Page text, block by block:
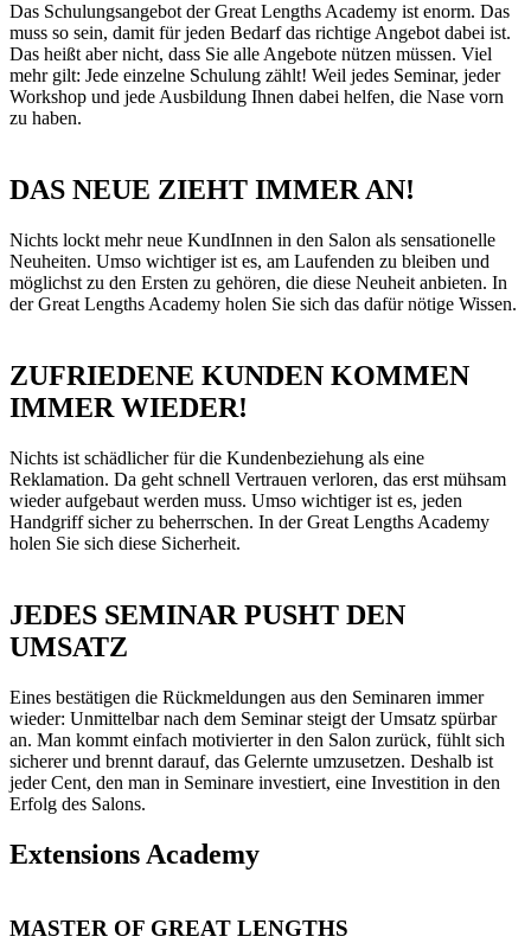
Das Schulungsangebot der Great Lengths Academy ist enorm. Das
muss so sein, damit für jeden Bedarf das richtige Angebot dabei ist.
Das heißt aber nicht, dass Sie alle Angebote nützen müssen. Viel
mehr gilt: Jede einzelne Schulung zählt! Weil jedes Seminar, jeder
Workshop und jede Ausbildung Ihnen dabei helfen, die Nase vorn
zu haben.
DAS NEUE ZIEHT IMMER AN!
Nichts lockt mehr neue KundInnen in den Salon als sensationelle
Neuheiten. Umso wichtiger ist es, am Laufenden zu bleiben und
möglichst zu den Ersten zu gehören, die diese Neuheit anbieten. In
der Great Lengths Academy holen Sie sich das dafür nötige Wissen.
ZUFRIEDENE KUNDEN KOMMEN
IMMER WIEDER!
Nichts ist schädlicher für die Kundenbeziehung als eine
Reklamation. Da geht schnell Vertrauen verloren, das erst mühsam
wieder aufgebaut werden muss. Umso wichtiger ist es, jeden
Handgriff sicher zu beherrschen. In der Great Lengths Academy
holen Sie sich diese Sicherheit.
JEDES SEMINAR PUSHT DEN
UMSATZ
Eines bestätigen die Rückmeldungen aus den Seminaren immer
wieder: Unmittelbar nach dem Seminar steigt der Umsatz spürbar
an. Man kommt einfach motivierter in den Salon zurück, fühlt sich
sicherer und brennt darauf, das Gelernte umzusetzen. Deshalb ist
jeder Cent, den man in Seminare investiert, eine Investition in den
Erfolg des Salons.
Extensions Academy
MASTER OF GREAT LENGTHS